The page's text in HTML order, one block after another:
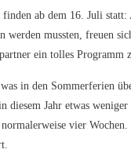
ab dem 16. Juli
werden mussten, freuen
ein tolles Programm
in den Sommerferien
diesem Jahr etwas
vier